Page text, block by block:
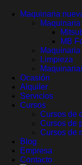
Maquinaria
MB
Limpieza
Ocasión
Alquiler
Servicios
Cursos
Cursos de
Cursos de
Cursos de
Blog
Empresa
Contacto